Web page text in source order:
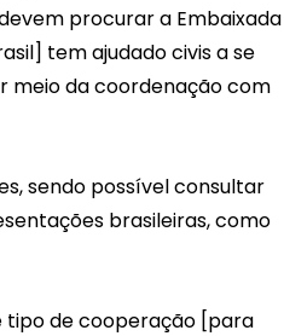
procurar a Embaixada
tem ajudado civis a se
meio da coordenação com
sendo possível consultar
brasileiras, como
tipo de cooperação [para